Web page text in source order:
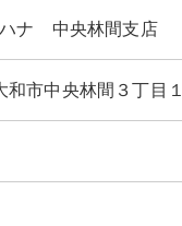
ナ 中央林間支店
和市中央林間３丁目